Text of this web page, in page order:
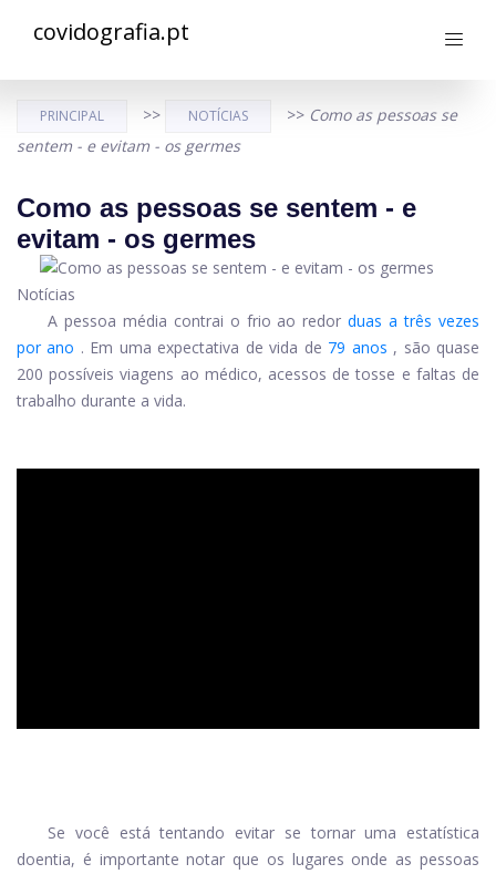
covidografia.pt
PRINCIPAL >> NOTÍCIAS >> Como as pessoas se
sentem - e evitam - os germes
Como as pessoas se sentem - e
evitam - os germes
Notícias
A pessoa média contrai o frio ao redor duas a três vezes
por ano . Em uma expectativa de vida de 79 anos , são quase
200 possíveis viagens ao médico, acessos de tosse e faltas de
trabalho durante a vida.
Se você está tentando evitar se tornar uma estatística
doentia, é importante notar que os lugares onde as pessoas